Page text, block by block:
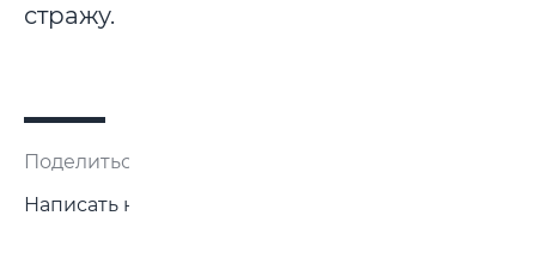
стражу.
Поделиться:
Написать нам